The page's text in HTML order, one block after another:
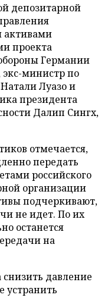
депозитарной
активами
проекта
Германии
министр по
Луазо и
президента
Далип Сингх,
отмечается,
передать
российского
организации
подчеркивают,
не идет. По их
останется
на
давление
устранить